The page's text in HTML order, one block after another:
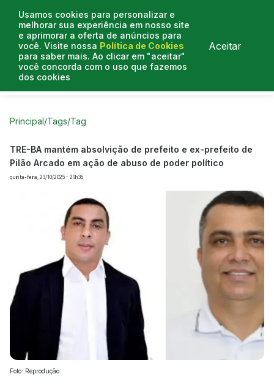
Usamos cookies para personalizar e
melhorar sua experiência em nosso site
e aprimorar a oferta de anúncios para
você. Visite nossa Política de Cookies
para saber mais. Ao clicar em "aceitar"
você concorda com o uso que fazemos
dos cookies
Aceitar
Curtas do Poder
Principal/Tags/Tag
TRE-BA mantém absolvição de prefeito e ex-prefeito de
Pilão Arcado em ação de abuso de poder político
quinta-feira, 23/10/2025 - 20h35
Foto: Reprodução